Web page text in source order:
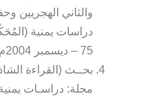
والثاني الهجريين
دراسات يمنية
75 – ديسمبر 2004م.
بحــث (القراءة
مجلة: دراسـات